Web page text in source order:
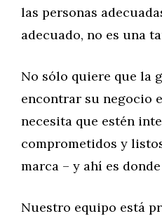
las personas
adecuado, no es una
No sólo quiere que la
encontrar su negocio
necesita que estén
comprometidos y
marca – y ahí es
Nuestro equipo está